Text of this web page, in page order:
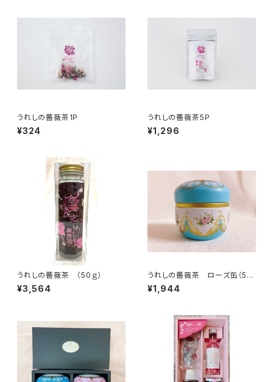
うれしの薔薇茶1P
¥324
うれしの薔薇茶5Ｐ
¥1,296
うれしの薔薇茶 （50ｇ）
¥3,564
うれしの薔薇茶 ローズ缶（5
P）
¥1,944